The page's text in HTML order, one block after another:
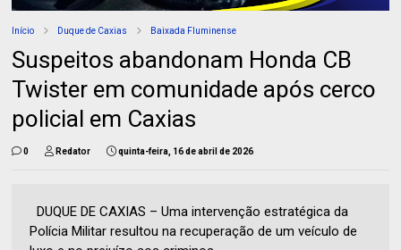
Início Duque de Caxias Baixada Fluminense
Suspeitos abandonam Honda CB
Twister em comunidade após cerco
policial em Caxias
0 Redator quinta-feira, 16 de abril de 2026
DUQUE DE CAXIAS – Uma intervenção estratégica da
Polícia Militar resultou na recuperação de um veículo de